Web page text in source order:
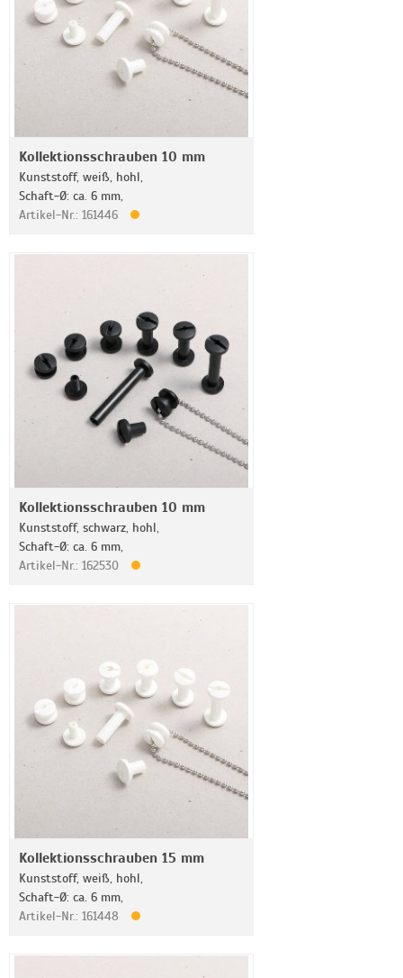
Kollektionsschrauben 10 mm
Kunststoff, weiß, hohl,
Schaft-Ø: ca. 6 mm,
Artikel-Nr.: 161446
Kollektionsschrauben 10 mm
Kunststoff, schwarz, hohl,
Schaft-Ø: ca. 6 mm,
Artikel-Nr.: 162530
Kollektionsschrauben 15 mm
Kunststoff, weiß, hohl,
Schaft-Ø: ca. 6 mm,
Artikel-Nr.: 161448